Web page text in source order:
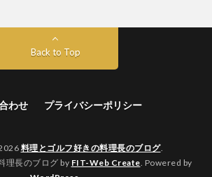
Back to Top
わせ プライバシーポリシー
料理とゴルフ好きの料理長のブログ.
理長のブログ by FIT-Web Create . Powered by